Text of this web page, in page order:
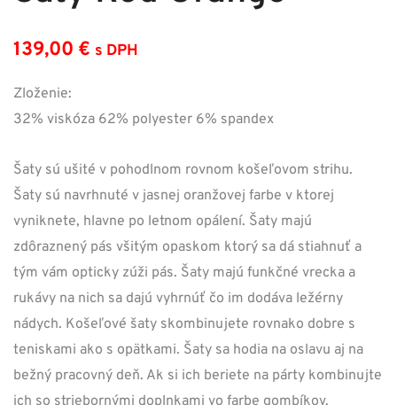
139,00 € s DPH
Zloženie:
32% viskóza 62% polyester 6% spandex
Šaty sú ušité v pohodlnom rovnom košeľovom strihu.
Šaty sú navrhnuté v jasnej oranžovej farbe v ktorej
vyniknete, hlavne po letnom opálení. Šaty majú
zdôraznený pás všitým opaskom ktorý sa dá stiahnuť a
tým vám opticky zúži pás. Šaty majú funkčné vrecka a
rukávy na nich sa dajú vyhrnúť čo im dodáva ležérny
nádych. Košeľové šaty skombinujete rovnako dobre s
teniskami ako s opätkami. Šaty sa hodia na oslavu aj na
bežný pracovný deň. Ak si ich beriete na párty kombinujte
ich so striebornými doplnkami vo farbe gombíkov.